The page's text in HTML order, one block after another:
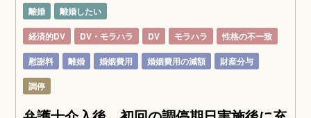
離婚
離婚したい
経済的DV
DV・モラハラ DV モラハラ
性格の不一致
慰謝料
離婚 婚姻費用 婚姻費用の減額
財産分与
調停